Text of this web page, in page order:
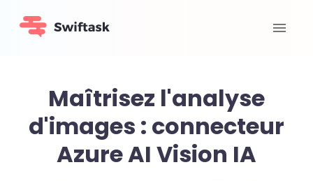
Maîtrisez l'analyse
d'images : connecteur
Azure AI Vision IA